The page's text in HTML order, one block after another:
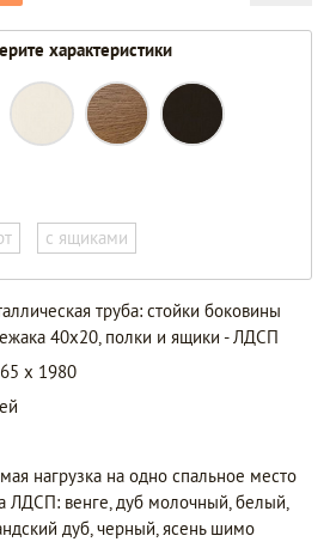
характеристики
с ящиками
труба: стойки боковины
40х20, полки и ящики - ЛДСП
x 1980
нагрузка на одно спальное место
ЛДСП: венге, дуб молочный, белый,
дуб, черный, ясень шимо